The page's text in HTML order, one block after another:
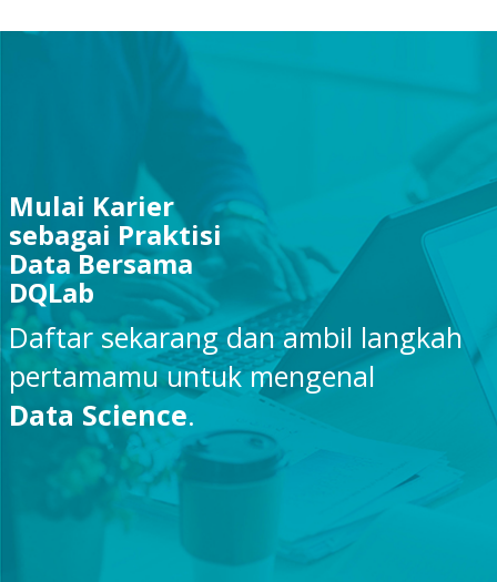
Mulai Karier
sebagai Praktisi
Data Bersama
DQLab
Daftar sekarang dan ambil langkah
pertamamu untuk mengenal
Data Science.